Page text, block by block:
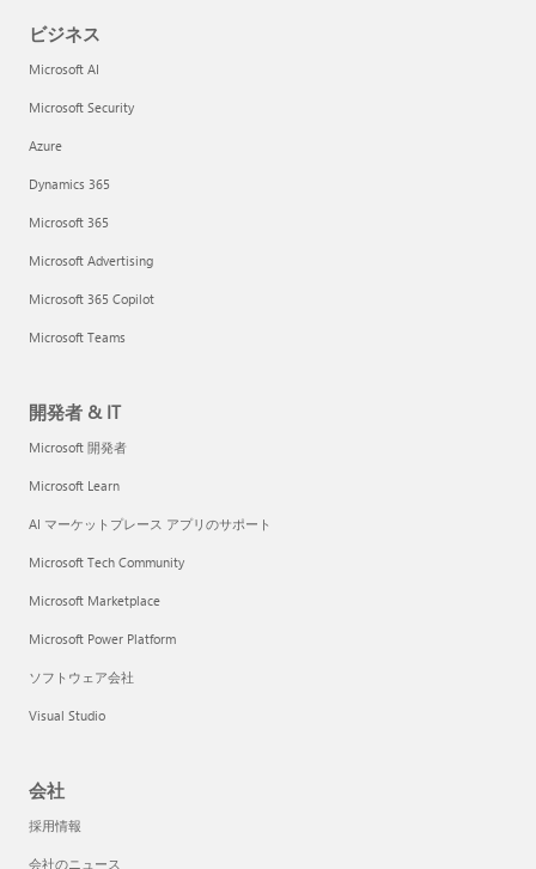
ビジネス
Microsoft AI
Microsoft Security
Azure
Dynamics 365
Microsoft 365
Microsoft Advertising
Microsoft 365 Copilot
Microsoft Teams
開発者 & IT
Microsoft 開発者
Microsoft Learn
AI マーケットプレース アプリのサポート
Microsoft Tech Community
Microsoft Marketplace
Microsoft Power Platform
ソフトウェア会社
Visual Studio
会社
採用情報
会社のニュース